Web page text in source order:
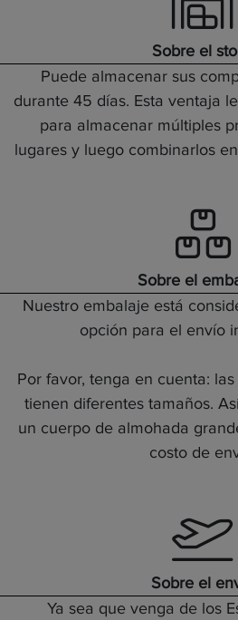
Sobre el
Puede almacenar sus
durante 45 días. Esta ventaja
para almacenar múltiples
lugares y luego combinarlos
Nuestro embalaje está
opción para el envío
Por favor, tenga en cuenta:
tienen diferentes tamaños.
un cuerpo de almohada
costo de
Sobre el
Sobre el
Ya sea que venga de los